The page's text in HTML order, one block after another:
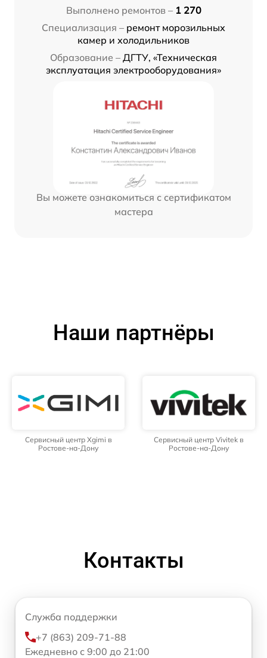
Выполнено ремонтов – 1 270
Специализация – ремонт морозильных
камер и холодильников
Образование – ДГТУ, «Техническая
эксплуатация электрооборудования»
Вы можете ознакомиться с сертификатом
мастера
Наши партнёры
Сервисный центр Xgimi в
Ростове-на-Дону
Сервисный центр Vivitek в
Ростове-на-Дону
Контакты
Служба поддержки
+7 (863) 209-71-88
Ежедневно с 9:00 до 21:00